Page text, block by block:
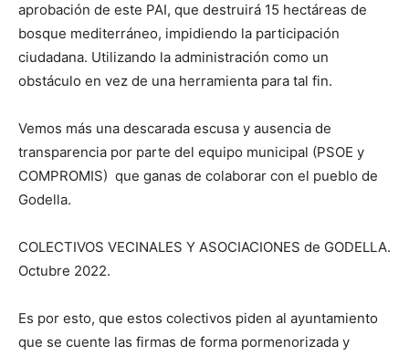
aprobación de este PAI, que destruirá 15 hectáreas de
bosque mediterráneo, impidiendo la participación
ciudadana. Utilizando la administración como un
obstáculo en vez de una herramienta para tal fin.
Vemos más una descarada escusa y ausencia de
transparencia por parte del equipo municipal (PSOE y
COMPROMIS) que ganas de colaborar con el pueblo de
Godella.
COLECTIVOS VECINALES Y ASOCIACIONES de GODELLA.
Octubre 2022.
Es por esto, que estos colectivos piden al ayuntamiento
que se cuente las firmas de forma pormenorizada y